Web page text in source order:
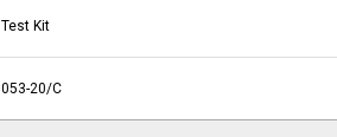
Test Kit
053-20/C